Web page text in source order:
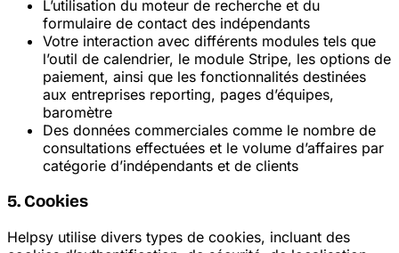
L’utilisation du moteur de recherche et du
formulaire de contact des indépendants
Votre interaction avec différents modules tels que
l’outil de calendrier, le module Stripe, les options de
paiement, ainsi que les fonctionnalités destinées
aux entreprises reporting, pages d’équipes,
baromètre
Des données commerciales comme le nombre de
consultations effectuées et le volume d’affaires par
catégorie d’indépendants et de clients
5. Cookies
Helpsy utilise divers types de cookies, incluant des